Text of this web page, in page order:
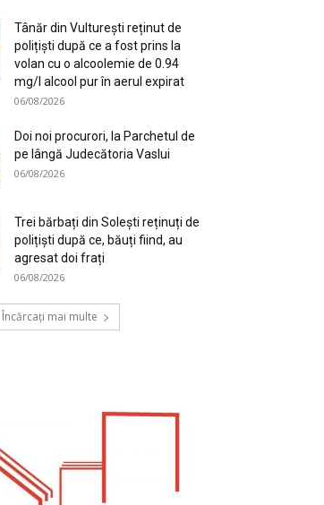
Tânăr din Vulturești reținut de
polițiști după ce a fost prins la
volan cu o alcoolemie de 0.94
mg/l alcool pur în aerul expirat
06/08/2026
Doi noi procurori, la Parchetul de
pe lângă Judecătoria Vaslui
06/08/2026
Trei bărbați din Solești reținuți de
polițiști după ce, băuți fiind, au
agresat doi frați
06/08/2026
Încărcați mai multe